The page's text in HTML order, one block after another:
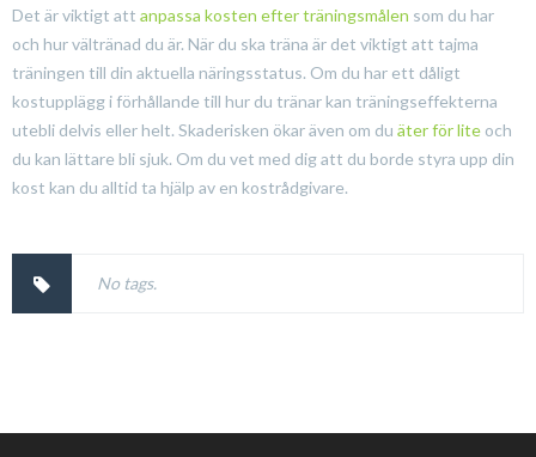
Det är viktigt att anpassa kosten efter träningsmålen som du har
och hur vältränad du är. När du ska träna är det viktigt att tajma
träningen till din aktuella näringsstatus. Om du har ett dåligt
kostupplägg i förhållande till hur du tränar kan träningseffekterna
utebli delvis eller helt. Skaderisken ökar även om du äter för lite och
du kan lättare bli sjuk. Om du vet med dig att du borde styra upp din
kost kan du alltid ta hjälp av en kostrådgivare.
No tags.